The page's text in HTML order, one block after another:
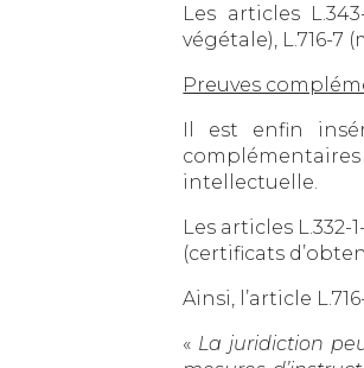
Les articles
végétale), L.716-
Preuves
Il est enfin
intellectuelle.
Les articles L.332-
(certificats
Ainsi, l’article
« La juridiction